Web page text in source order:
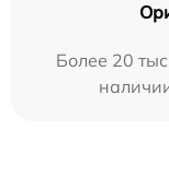
Более 20